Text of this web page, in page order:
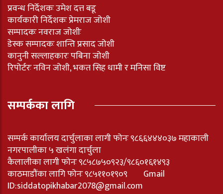
प्रवन्ध निर्देशकः उमेश दत्त बडू
कार्यकारी निर्देशकः प्रेमराज जोशी
सम्पादकः नवराज जोशीः
डेस्क सम्पादकः शान्ति प्रसाद जोशी
कानुनी सल्लाहकारः पबिना जोशी
रिपोर्टरः नविन जोशी, भकत सिह धामी र मनिसा विष्ट
सम्पर्कका लागि
सम्पर्क कार्यालय दार्चुलाका लागी फोनः ९८६६४४४०३७ महाकाली
नगरपालीका ५ खलंगा दार्चुला
कैलालीका लागी फोनः ९८५८७५०९२३/९८६०१६१४९३
काठमाडौंका लागि फोनः ९८५११०१९०९ Gmail
ID:siddatopikhabar2078@gmail.com